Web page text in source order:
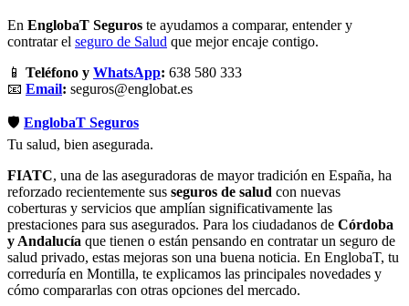
En EnglobaT Seguros te ayudamos a comparar, entender y
contratar el seguro de Salud que mejor encaje contigo.
📱 Teléfono y WhatsApp: 638 580 333
📧 Email: seguros@englobat.es
🛡️ EnglobaT Seguros
Tu salud, bien asegurada.
FIATC, una de las aseguradoras de mayor tradición en España, ha
reforzado recientemente sus seguros de salud con nuevas
coberturas y servicios que amplían significativamente las
prestaciones para sus asegurados. Para los ciudadanos de Córdoba
y Andalucía que tienen o están pensando en contratar un seguro de
salud privado, estas mejoras son una buena noticia. En EnglobaT, tu
correduría en Montilla, te explicamos las principales novedades y
cómo compararlas con otras opciones del mercado.